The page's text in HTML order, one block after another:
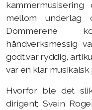
mellom underlag
Dommerene
håndverksmessig
godt,var ryddig,
var en klar
Hvorfor ble det
dirigent; Svein